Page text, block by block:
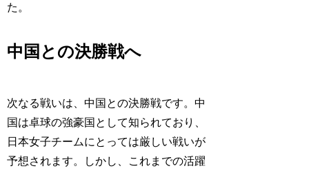
た。
中国との決勝戦へ
次なる戦いは、中国との決勝戦です。中
国は卓球の強豪国として知られており、
日本女子チームにとっては厳しい戦いが
予想されます。しかし、これまでの活躍